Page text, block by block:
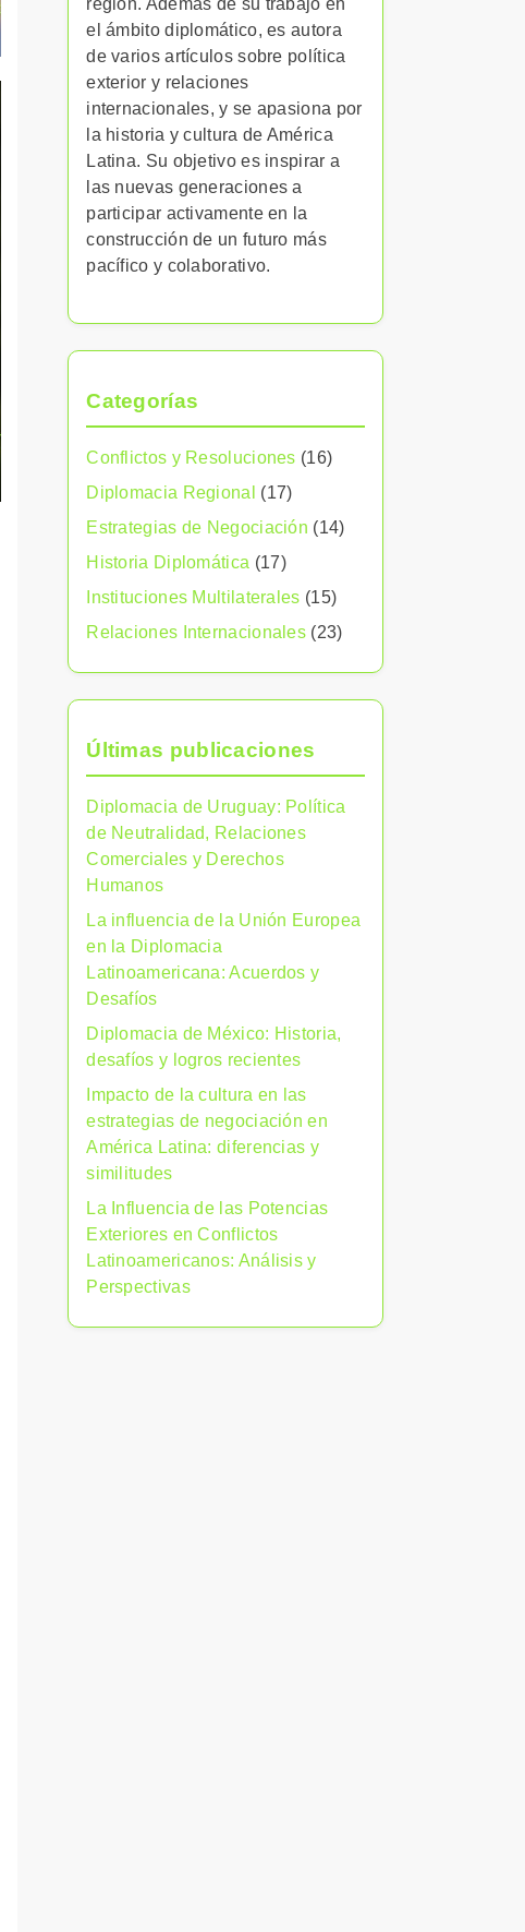
región. Además de su trabajo en
el ámbito diplomático, es autora
de varios artículos sobre política
exterior y relaciones
internacionales, y se apasiona por
la historia y cultura de América
Latina. Su objetivo es inspirar a
las nuevas generaciones a
participar activamente en la
construcción de un futuro más
pacífico y colaborativo.
Categorías
Conflictos y Resoluciones (16)
Diplomacia Regional
(17)
Estrategias de Negociación (14)
Historia Diplomática (17)
Instituciones Multilaterales (15)
Relaciones Internacionales (23)
Últimas publicaciones
Diplomacia de Uruguay: Política
de Neutralidad, Relaciones
Comerciales y Derechos
Humanos
La influencia de la Unión Europea
en la Diplomacia
Latinoamericana: Acuerdos y
Desafíos
Diplomacia de México: Historia,
desafíos y logros recientes
Impacto de la cultura en las
estrategias de negociación en
América Latina: diferencias y
similitudes
La Influencia de las Potencias
Exteriores en Conflictos
Latinoamericanos: Análisis y
Perspectivas